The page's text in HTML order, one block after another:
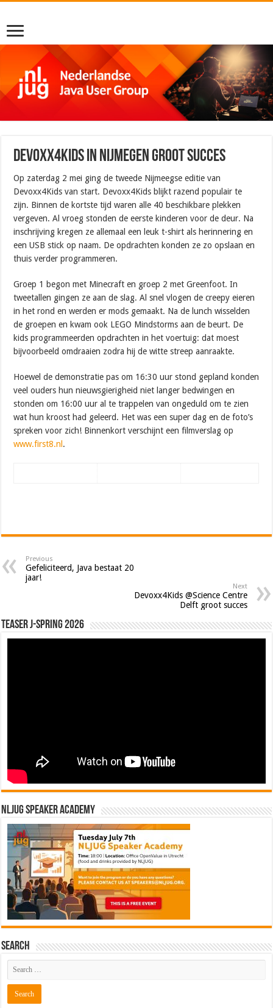
Devoxx4Kids in Nijmegen groot succes
Op zaterdag 2 mei ging de tweede Nijmeegse editie van
Devoxx4Kids van start. Devoxx4Kids blijkt razend populair te
zijn. Binnen de kortste tijd waren alle 40 beschikbare plekken
vergeven. Al vroeg stonden de eerste kinderen voor de deur. Na
inschrijving kregen ze allemaal een leuk t-shirt als herinnering en
een USB stick op naam. De opdrachten konden ze zo opslaan en
thuis verder programmeren.
Groep 1 begon met Minecraft en groep 2 met Greenfoot. In
tweetallen gingen ze aan de slag. Al snel vlogen de creepy eieren
in het rond en werden er mods gemaakt. Na de lunch wisselden
de groepen en kwam ook LEGO Mindstorms aan de beurt. De
kids programmeerden opdrachten in het voertuig: dat moest
bijvoorbeeld omdraaien zodra hij de witte streep aanraakte.
Hoewel de demonstratie pas om 16:30 uur stond gepland konden
veel ouders hun nieuwsgierigheid niet langer bedwingen en
stonden om 16:00 uur al te trappelen van ongeduld om te zien
wat hun kroost had geleerd. Het was een super dag en de foto’s
spreken voor zich! Binnenkort verschijnt een filmverslag op
www.first8.nl .
Previous
Gefeliciteerd, Java bestaat 20
jaar!
Next
Devoxx4Kids @Science Centre
Delft groot succes
Teaser J-Spring 2026
NLJUG Speaker Academy
Search